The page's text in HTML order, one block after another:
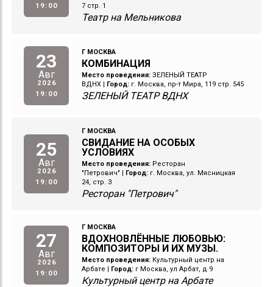
19:00
7 стр. 1
Театр на Мельникова
23
Авг
2026
19:00
Г МОСКВА
КОМБИНАЦИЯ
Место проведения: ЗЕЛЕНЫЙ ТЕАТР
ВДНХ
Город: г. Москва, пр-т Мира, 119 стр. 545
ЗЕЛЕНЫЙ ТЕАТР ВДНХ
25
Авг
2026
19:00
Г МОСКВА
СВИДАНИЕ НА ОСОБЫХ
УСЛОВИЯХ
Место проведения: Ресторан
"Петрович" | Город: г. Москва, ул. Мясницкая
24, стр. 3
Ресторан "Петрович"
27
Авг
2026
19:00
Г МОСКВА
ВДОХНОВЛЁННЫЕ ЛЮБОВЬЮ:
КОМПОЗИТОРЫ И ИХ МУЗЫ.
Место проведения: Культурный центр на
Арбате | Город: г Москва, ул Арбат, д 9
Культурный центр на Арбате